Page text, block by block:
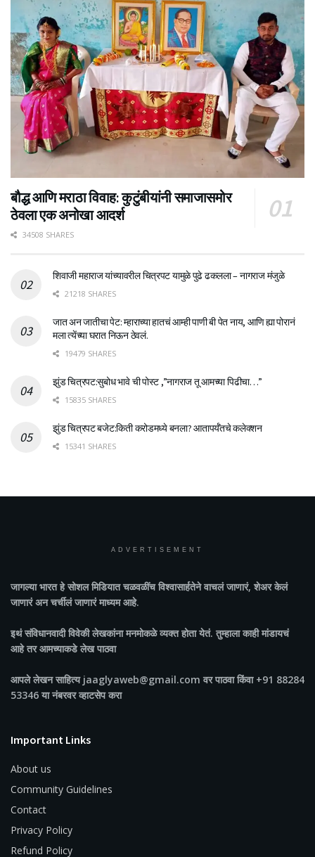
बौद्ध आणि मराठा विवाह: कुटुंबीयांनी समाजासमोर
ठेवला एक अनोखा आदर्श
34508 SHARES
शिवाजी महाराज यांच्यावरील चित्रपट यामुळे पुढे ढकलला – नागराज मंजुळे
21218 SHARES
जात अन जातीचा पेट: म्हाराच्या हातचं आम्ही पाणी बी पेत नाय, आणि ह्या पोरानं
मला त्येंच्या घरात निऊन ठेवलं.
19479 SHARES
झुंड चित्रपट:सुबोध भावे ची पोस्ट ,”नागराज तू आमच्या पिढीचा…”
15835 SHARES
झुंड चित्रपट बजेट:किती करोडमध्ये बनला? आतापर्यँतचे कलेक्शन
15341 SHARES
ADVERTISEMENT
जागल्या भारतहे सोशल मिडियात चळवळींच विश्वासार्हतेने वाचलं जाणारं, शेअर केलं
जाणारं अन चर्चीलं जाणारं माध्यम आहे.
इथं संविधानवादी विवेकी लेखकांना मनमोकळे व्यक्त होता येतं. तुम्हाला काही मांडायचं
आहे तर आमच्याकडे लेख पाठवा
आपले लेखन साहित्य jaaglyaweb@gmail.com वर पाठवा किंवा +91 88284
53346 या नंबरवर व्हाटसेप करा
Important Links
About us
Community Guidelines
Contact
Privacy Policy
Refund Policy